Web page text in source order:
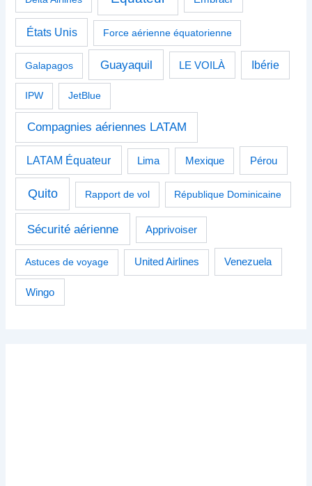
États Unis Force aérienne équatorienne
Galapagos Guayaquil LE VOILÀ Ibérie
IPW JetBlue
Compagnies aériennes LATAM
LATAM Équateur Lima Mexique Pérou
Quito Rapport de vol République Dominicaine
Sécurité aérienne Apprivoiser
Astuces de voyage United Airlines Venezuela
Wingo